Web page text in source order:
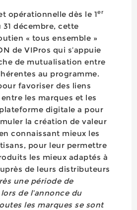
opérationnelle dès le 1er
31 décembre, cette
« tous ensemble »
de VIPros qui s’appuie
de mutualisation entre
au programme.
favoriser des liens
les marques et les
digitale a pour
la création de valeur
connaissant mieux les
pour leur permettre
les mieux adaptés à
de leurs distributeurs
une période de
de l’annonce du
les marques se sont